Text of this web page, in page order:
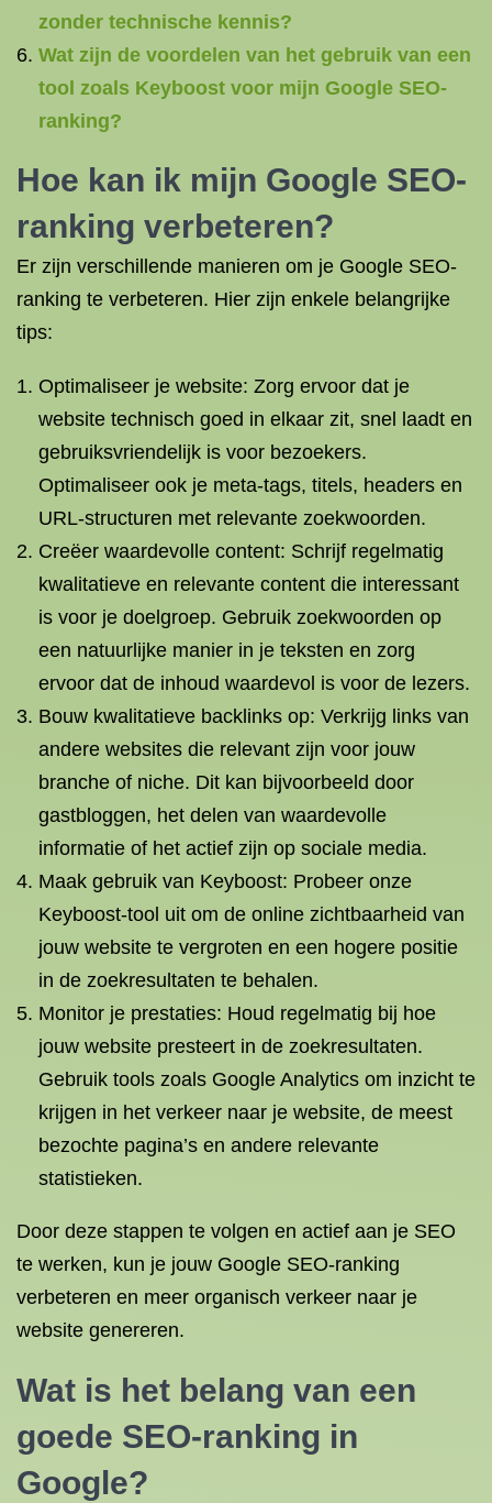
zonder technische kennis?
Wat zijn de voordelen van het gebruik van een
tool zoals Keyboost voor mijn Google SEO-
ranking?
Hoe kan ik mijn Google SEO-
ranking verbeteren?
Er zijn verschillende manieren om je Google SEO-
ranking te verbeteren. Hier zijn enkele belangrijke
tips:
Optimaliseer je website: Zorg ervoor dat je
website technisch goed in elkaar zit, snel laadt en
gebruiksvriendelijk is voor bezoekers.
Optimaliseer ook je meta-tags, titels, headers en
URL-structuren met relevante zoekwoorden.
Creëer waardevolle content: Schrijf regelmatig
kwalitatieve en relevante content die interessant
is voor je doelgroep. Gebruik zoekwoorden op
een natuurlijke manier in je teksten en zorg
ervoor dat de inhoud waardevol is voor de lezers.
Bouw kwalitatieve backlinks op: Verkrijg links van
andere websites die relevant zijn voor jouw
branche of niche. Dit kan bijvoorbeeld door
gastbloggen, het delen van waardevolle
informatie of het actief zijn op sociale media.
Maak gebruik van Keyboost: Probeer onze
Keyboost-tool uit om de online zichtbaarheid van
jouw website te vergroten en een hogere positie
in de zoekresultaten te behalen.
Monitor je prestaties: Houd regelmatig bij hoe
jouw website presteert in de zoekresultaten.
Gebruik tools zoals Google Analytics om inzicht te
krijgen in het verkeer naar je website, de meest
bezochte pagina’s en andere relevante
statistieken.
Door deze stappen te volgen en actief aan je SEO
te werken, kun je jouw Google SEO-ranking
verbeteren en meer organisch verkeer naar je
website genereren.
Wat is het belang van een
goede SEO-ranking in
Google?